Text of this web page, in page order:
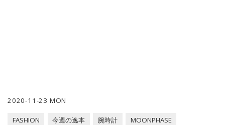
2020-11-23 MON
FASHION 今週の逸本 腕時計
MOONPHASE